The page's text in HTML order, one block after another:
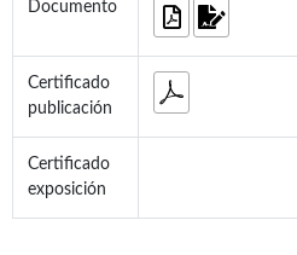
Documento
Certificado
publicación
Certificado
exposición